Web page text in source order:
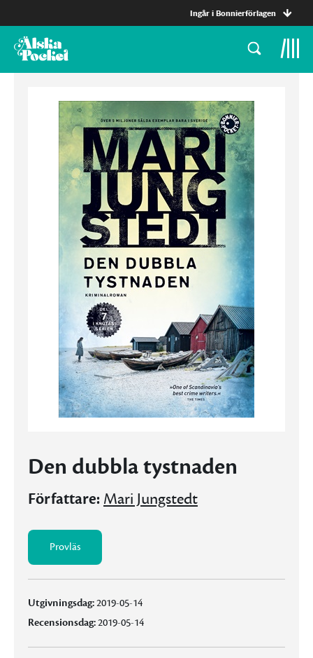
Ingår i Bonnierförlagen
Den dubbla tystnaden
Författare: Mari Jungstedt
Provläs
Utgivningsdag:2019-05-14
Recensionsdag:2019-05-14